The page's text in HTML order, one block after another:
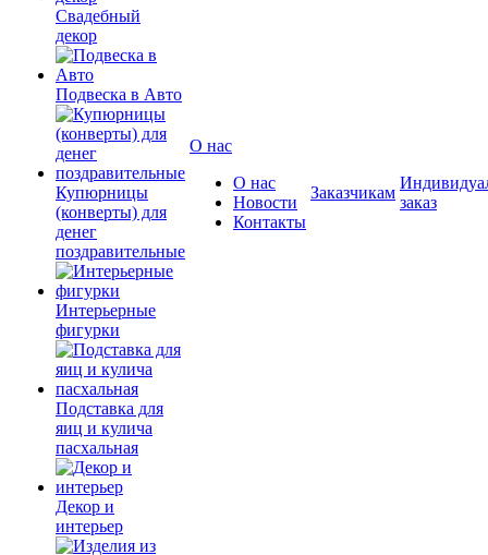
Свадебный
декор
Подвеска в Авто
Купюрницы
(конверты) для
денег
поздравительные
Интерьерные
фигурки
Подставка для
яиц и кулича
пасхальная
Декор и
интерьер
О нас
О нас
Новости
Контакты
Заказчикам
заказ